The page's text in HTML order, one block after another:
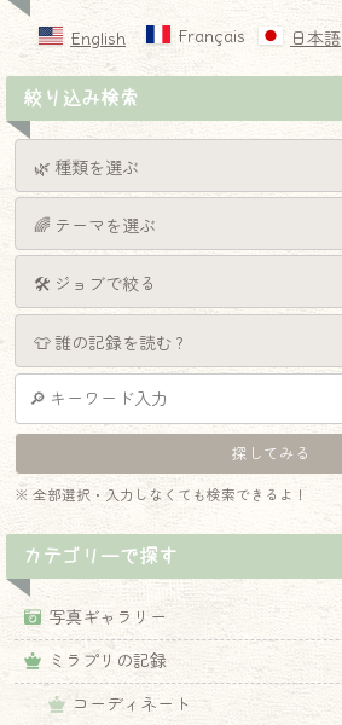
English Français 日本語
絞り込み検索
※ 全部選択・入力しなくても検索できるよ！
カテゴリーで探す
写真ギャラリー
ミラプリの記録
コーディネート